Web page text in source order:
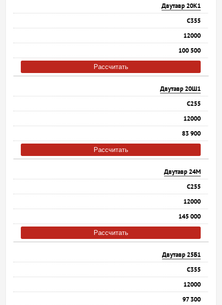
Двутавр 20К1
С355
12000
100 500
Рассчитать
Двутавр 20Ш1
С255
12000
83 900
Рассчитать
Двутавр 24М
С255
12000
145 000
Рассчитать
Двутавр 25Б1
С355
12000
97 300